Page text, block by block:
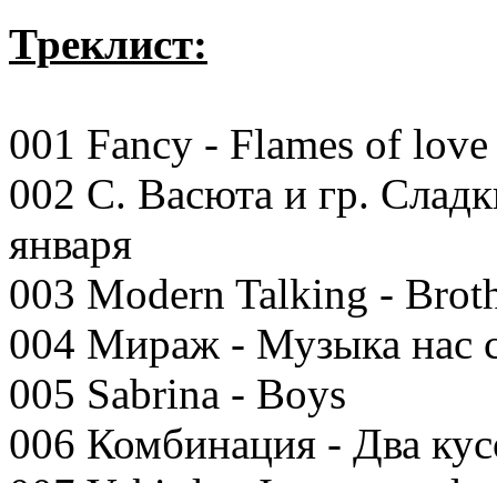
Треклист:
001 Fancy - Flames of love
002 С. Васюта и гр.
января
003 Modern Talking -
004 Мираж - Музыка нас
005 Sabrina - Boys
006 Комбинация - Два